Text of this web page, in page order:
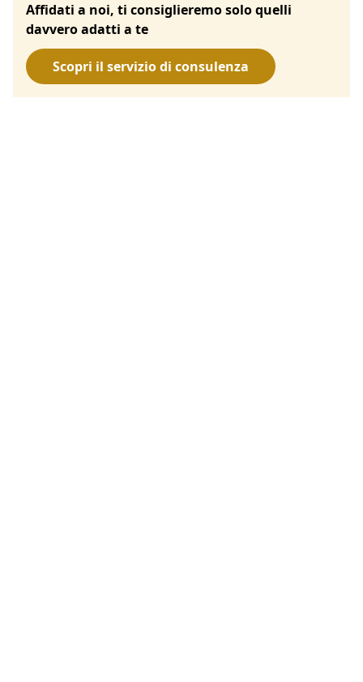
Affidati a noi, ti consiglieremo solo quelli
davvero adatti a te
Scopri il servizio di consulenza